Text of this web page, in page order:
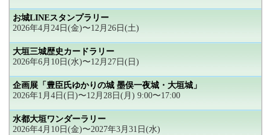
お城LINEスタンプラリー
2026年4月24日(金)〜12月26日(土)
大垣三城歴史カードラリー
2026年6月10日(水)〜12月27日(日)
企画展「豊臣氏ゆかりの城 墨俣一夜城・大垣城」
2026年1月4日(日)〜12月28日(月) 9:00〜17:00
水都大垣ワンダーラリー
2026年4月10日(金)〜2027年3月31日(水)